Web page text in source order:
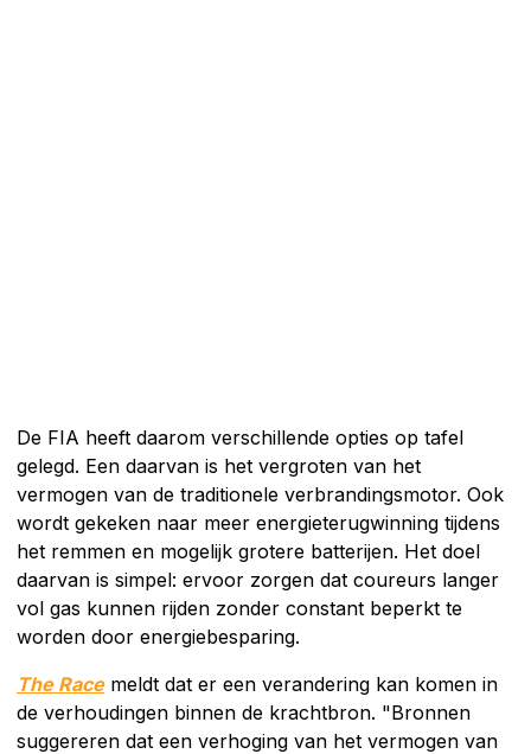
De FIA heeft daarom verschillende opties op tafel
gelegd. Een daarvan is het vergroten van het
vermogen van de traditionele verbrandingsmotor. Ook
wordt gekeken naar meer energieterugwinning tijdens
het remmen en mogelijk grotere batterijen. Het doel
daarvan is simpel: ervoor zorgen dat coureurs langer
vol gas kunnen rijden zonder constant beperkt te
worden door energiebesparing.
The Race meldt dat er een verandering kan komen in
de verhoudingen binnen de krachtbron. "Bronnen
suggereren dat een verhoging van het vermogen van